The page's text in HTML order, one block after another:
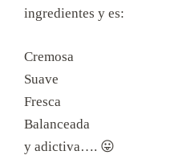
ingredientes y es:
Cremosa
Suave
Fresca
Balanceada
y adictiva…. 😛